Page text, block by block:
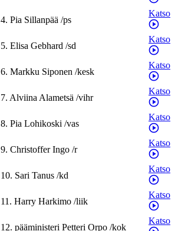
4. Pia Sillanpää /ps
Katso
5. Elisa Gebhard /sd
Katso
6. Markku Siponen /kesk
Katso
7. AlviinaAlametsä /vihr
Katso
8. Pia Lohikoski /vas
Katso
9. Christoffer Ingo /r
Katso
10. Sari Tanus /kd
Katso
11. Harry Harkimo /liik
Katso
12. pääministeri Petteri Orpo /kok
Katso